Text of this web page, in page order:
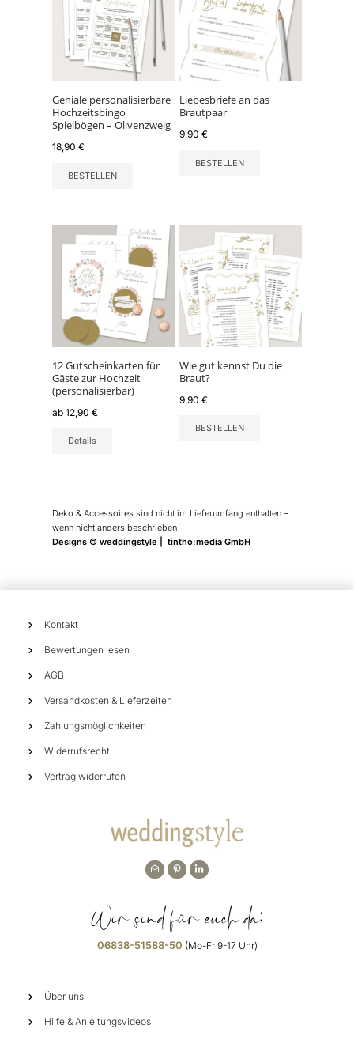
Geniale personalisierbare
Hochzeitsbingo
Spielbögen – Olivenzweig
18,90 €
BESTELLEN
Liebesbriefe an das
Brautpaar
9,90€
BESTELLEN
12 Gutscheinkarten für
Gäste zur Hochzeit
(personalisierbar)
ab 12,90 €
Details
Dieses
Produkt
weist
mehrere
Varianten
auf.
Die
Optionen
können
auf
der
Produktseite
werden
Wie gut kennst Du die
Braut?
9,90€
BESTELLEN
Deko & Accessoires sind nicht im Lieferumfang enthalten –
wenn nicht anders beschrieben
Designs © weddingstyle | tintho:media GmbH
Kontakt
Bewertungen lesen
AGB
Versandkosten & Lieferzeiten
Zahlungsmöglichkeiten
Widerrufsrecht
Vertrag widerrufen
Wir sind für euch da:
06838-51588-50 (Mo-Fr 9-17 Uhr)
Über uns
Hilfe & Anleitungsvideos